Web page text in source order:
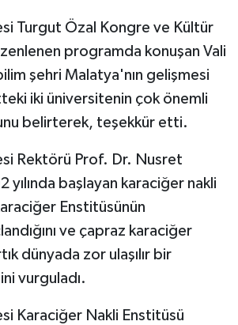
Turgut Özal Kongre ve Kültür
programda konuşan Vali
şehri Malatya'nın gelişmesi
iki üniversitenin çok önemli
belirterek, teşekkür etti.
Rektörü Prof. Dr. Nusret
başlayan karaciğer nakli
Enstitüsünün
ve çapraz karaciğer
dünyada zor ulaşılır bir
vurguladı.
Karaciğer Nakli Enstitüsü